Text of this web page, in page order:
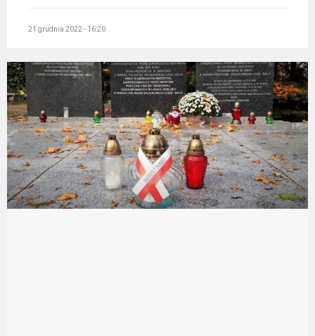
21 grudnia 2022 - 16:20